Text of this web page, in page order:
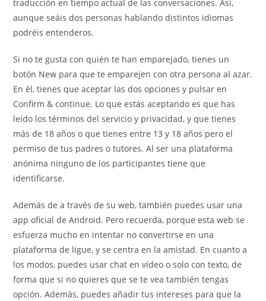
traducción en tiempo actual de las conversaciones. Así,
aunque seáis dos personas hablando distintos idiomas
podréis entenderos.
Si no te gusta con quién te han emparejado, tienes un
botón New para que te emparejen con otra persona al azar.
En él, tienes que aceptar las dos opciones y pulsar en
Confirm & continue. Lo que estás aceptando es que has
leído los términos del servicio y privacidad, y que tienes
más de 18 años o que tienes entre 13 y 18 años pero el
permiso de tus padres o tutores. Al ser una plataforma
anónima ninguno de los participantes tiene que
identificarse.
Además de a través de su web, también puedes usar una
app oficial de Android. Pero recuerda, porque esta web se
esfuerza mucho en intentar no convertirse en una
plataforma de ligue, y se centra en la amistad. En cuanto a
los modos, puedes usar chat en vídeo o solo con texto, de
forma que si no quieres que se te vea también tengas
opción. Además, puedes añadir tus intereses para que la